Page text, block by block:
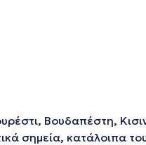
Βουδαπέστη,
σημεία, κατάλοιπα